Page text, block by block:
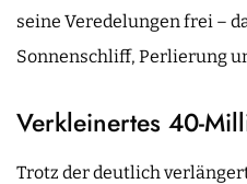
seine Veredelungen frei –
Sonnenschliff, Perlierung
Verkleinertes 40-
Trotz der deutlich